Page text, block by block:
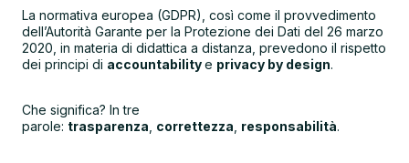
La normativa europea (GDPR), così come il provvedimento
dell’Autorità Garante per la Protezione dei Dati del 26 marzo
2020, in materia di didattica a distanza, prevedono il rispetto
dei principi di accountabilitye privacy by design.
Che significa? In tre
parole: trasparenza correttezza responsabilità.